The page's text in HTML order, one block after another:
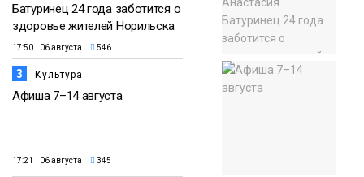
Батуринец 24 года заботится о
здоровье жителей Норильска
17:50 06 августа 546
3 Культура
Афиша 7–14 августа
17:21 06 августа 345